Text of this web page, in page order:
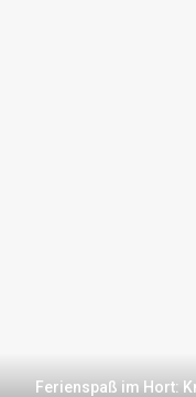
Ferienspaß im Hort: